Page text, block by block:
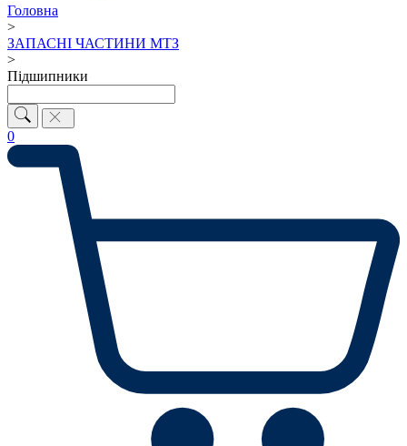
Головна
>
ЗАПАСНІ ЧАСТИНИ МТЗ
>
Підшипники
0